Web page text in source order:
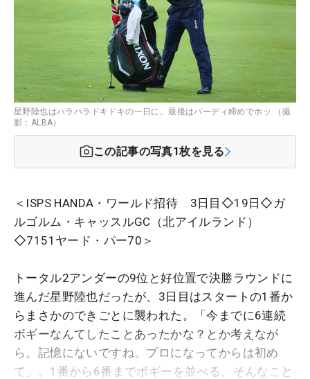
星野陸也はハラハラドキドキの一日に。最後はバーディ締めでホッ （撮
影：ALBA）
この記事の写真1枚を見る
＜ISPS HANDA・ワールド招待 3日目◇19日◇ガ
ルゴルム・キャッスルGC（北アイルランド）
◇7151ヤード・パー70＞
トータル2アンダーの9位と好位置で決勝ラウンドに
進んだ星野陸也だったが、3日目はスタートの1番か
らまさかのできごとに襲われた。「今までに6連続
ボギーなんてしたことあったかな？とか考えなが
ら。記憶にないですね。プロになってからは初め
て」。1番から6番までボギーを並べる、そんなこと